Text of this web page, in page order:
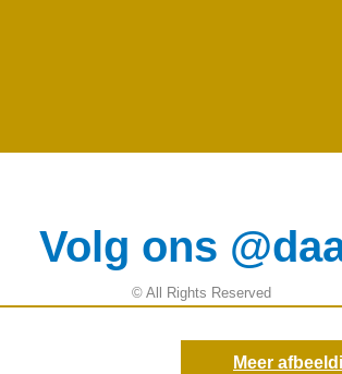
Volg ons
© All Rights Reserved
Meer